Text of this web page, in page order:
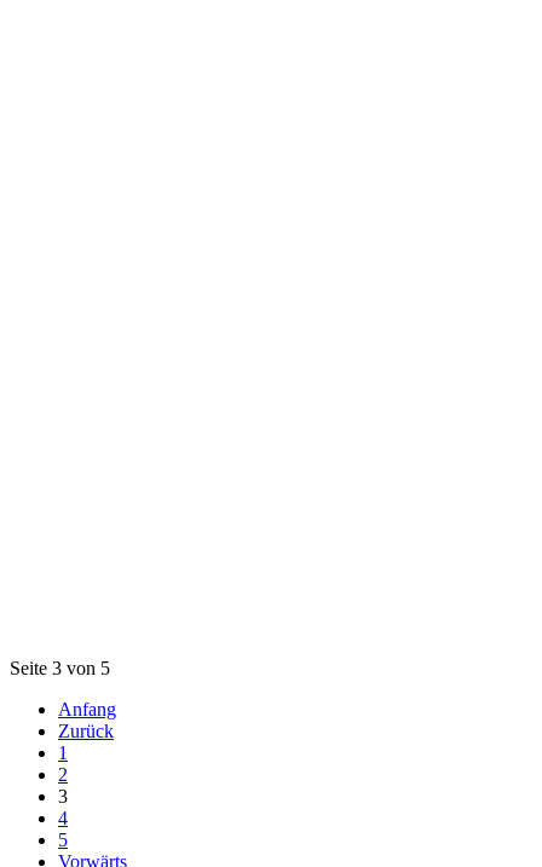
Seite 3 von 5
Anfang
Zurück
1
2
3
4
5
Vorwärts